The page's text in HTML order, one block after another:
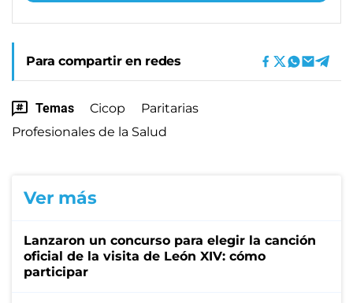
Para compartir en redes
Temas Cicop
Paritarias
Profesionales de la Salud
Ver más
Lanzaron un concurso para elegir la canción
oficial de la visita de León XIV: cómo
participar